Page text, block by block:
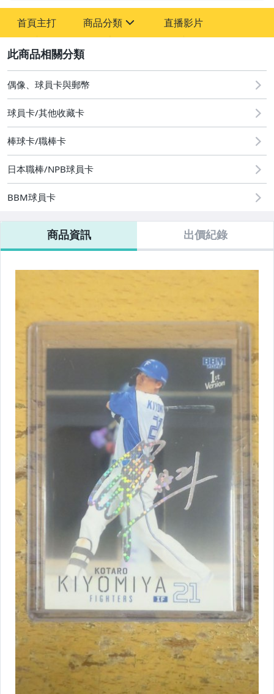
首頁主打 商品分類
成人專區
偶像、球員卡與郵幣
直播影片
偶像、球員卡與郵幣
球員卡/其他收藏卡
棒球卡/職棒卡
日本職棒/NPB球員卡
BBM球員卡
商品資訊 出價紀錄